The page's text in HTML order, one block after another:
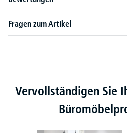
Fragen zum Artikel
Produktgalerie überspringen
Vervollständigen Sie